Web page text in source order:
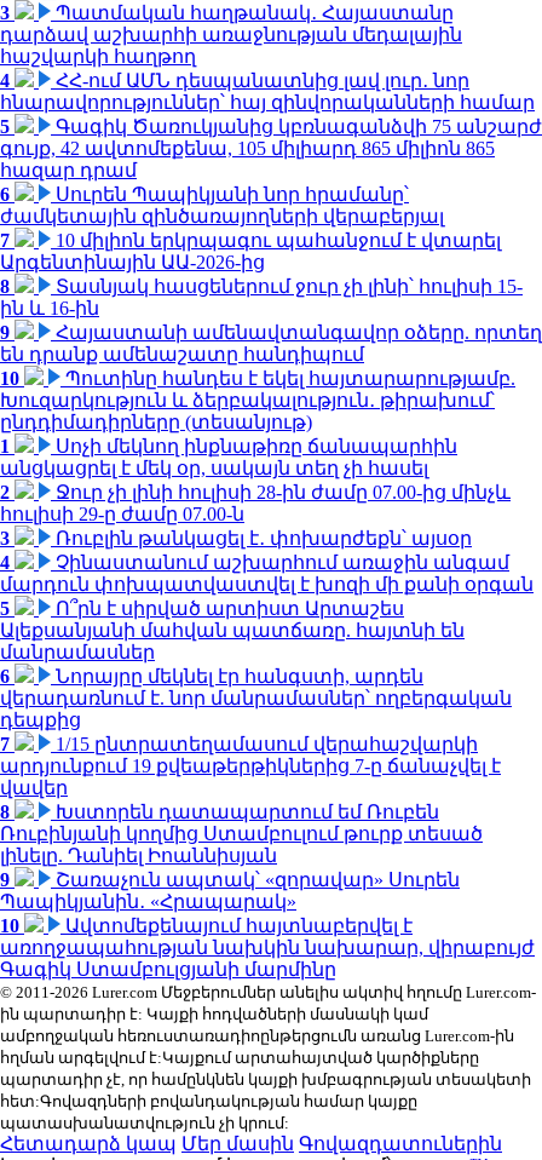
3
Պատմական հաղթանակ․ Հայաստանը
դարձավ աշխարհի առաջնության մեդալային
հաշվարկի հաղթող
4
ՀՀ-ում ԱՄՆ դեսպանատնից լավ լուր․ նոր
հնարավորություններ՝ հայ զինվորականների համար
5
Գագիկ Ծառուկյանից կբռնագանձվի 75 անշարժ
գույք, 42 ավտոմեքենա, 105 միլիարդ 865 միլիոն 865
հազար դրամ
6
Սուրեն Պապիկյանի նոր հրամանը՝
ժամկետային զինծառայողների վերաբերյալ
7
10 միլիոն երկրպագու պահանջում է վտարել
Արգենտինային ԱԱ-2026-ից
8
Տասնյակ հասցեներում ջուր չի լինի՝ հուլիսի 15-
ին և 16-ին
9
Հայաստանի ամենավտանգավոր օձերը. որտեղ
են դրանք ամենաշատը հանդիպում
10
Պուտինը հանդես է եկել հայտարարությամբ.
Խուզարկություն և ձերբակալություն․ թիրախում՝
ընդդիմադիրները (տեսանյութ)
1
Սոչի մեկնող ինքնաթիռը ճանապարհին
անցկացրել է մեկ օր, սակայն տեղ չի հասել
2
Ջուր չի լինի հուլիսի 28-ին ժամը 07.00-ից մինչև
հուլիսի 29-ը ժամը 07.00-ն
3
Ռուբլին թանկացել է․ փոխարժեքն՝ այսօր
4
Չինաստանում աշխարհում առաջին անգամ
մարդուն փոխպատվաստվել է խոզի մի քանի օրգան
5
Ո՞րն է սիրված արտիստ Արտաշես
Ալեքսանյանի մահվան պատճառը. հայտնի են
մանրամասներ
6
Նորայրը մեկնել էր հանգստի, արդեն
վերադառնում է. նոր մանրամասներ՝ ողբերգական
դեպքից
7
1/15 ընտրատեղամասում վերահաշվարկի
արդյունքում 19 քվեաթերթիկներից 7-ը ճանաչվել է
վավեր
8
Խստորեն դատապարտում եմ Ռուբեն
Ռուբինյանի կողմից Ստամբուլում թուրք տեսած
լինելը. Դանիել Իոաննիսյան
9
Շառաչուն ապտակ՝ «զորավար» Սուրեն
Պապիկյանին․ «Հրապարակ»
10
Ավտոմեքենայում հայտնաբերվել է
առողջապահության նախկին նախարար, վիրաբույժ
Գագիկ Ստամբուլցյանի մարմինը
© 2011-2026 Lurer.com Մեջբերումներ անելիս ակտիվ հղումը Lurer.com-
ին պարտադիր է: Կայքի հոդվածների մասնակի կամ
ամբողջական հեռուստառադիոընթերցումն առանց Lurer.com-ին
հղման արգելվում է:Կայքում արտահայտված կարծիքները
պարտադիր չէ, որ համընկնեն կայքի խմբագրության տեսակետի
հետ:Գովազդների բովանդակության համար կայքը
պատասխանատվություն չի կրում:
Հետադարձ կապ Մեր մասին Գովազդատուներին